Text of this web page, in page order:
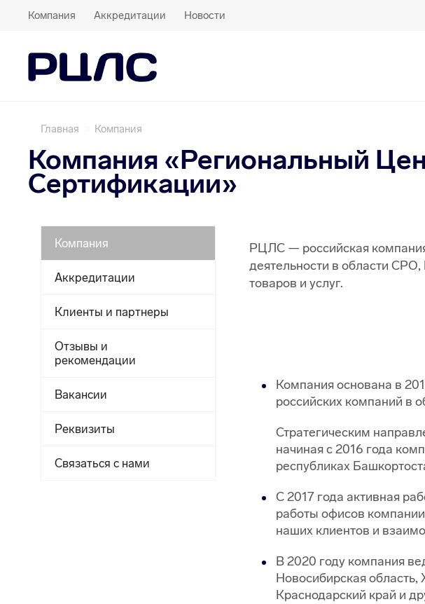
Компания Аккредитации Новости
Главная Компания
Компания «Региональный
Сертификации»
РЦЛС — российская
деятельности в области
товаров и услуг.
Компания основана в
российских компаний в
Стратегическим
начиная с 2016 года
республиках
С 2017 года активная
работы офисов компании
наших клиентов и
В 2020 году компания
Новосибирская
Краснодарский край и
Компания
Аккредитации
Клиенты и партнеры
Отзывы и
рекомендации
Вакансии
Реквизиты
Связаться с нами